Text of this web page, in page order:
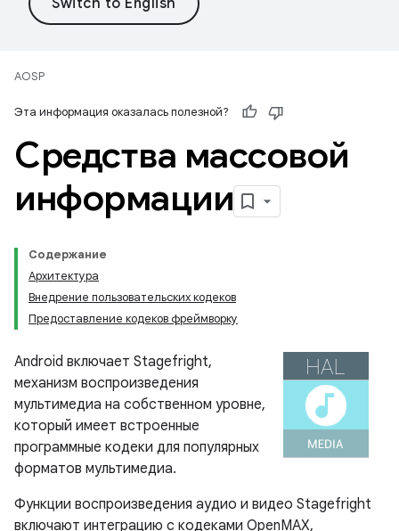
AOSP
Эта информация оказалась полезной?
Средства массовой
информации
Содержание
Архитектура
Внедрение пользовательских кодеков
Предоставление кодеков фреймворку
Android включает Stagefright,
механизм воспроизведения
мультимедиа на собственном уровне,
который имеет встроенные
программные кодеки для популярных
форматов мультимедиа.
Функции воспроизведения аудио и видео Stagefright
включают интеграцию с кодеками OpenMAX,